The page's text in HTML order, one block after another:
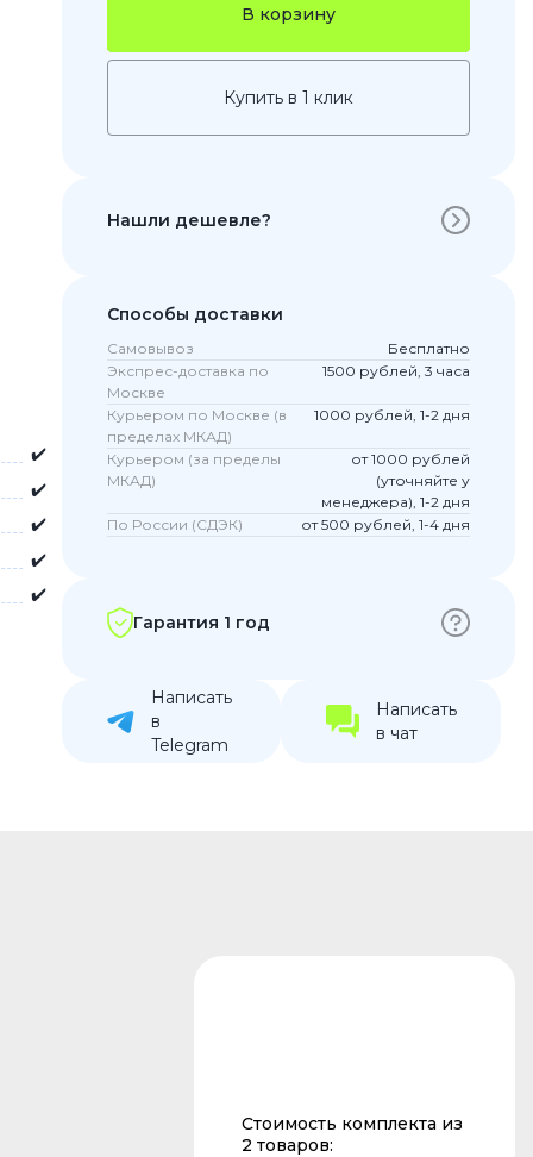
8 Pro
держатели
✔️
✔️
✔️
✔️
✔️
В корзину
Купить в 1 клик
Нашли дешевле?
Способы доставки
Самовывоз
Бесплатно
Экспрес-доставка по
Москве
1500 рублей, 3 часа
Курьером по Москве (в
пределах МКАД)
1000 рублей, 1-2 дня
Курьером (за пределы
МКАД)
от 1000 рублей
(уточняйте у
менеджера), 1-2 дня
По России (СДЭК)
от 500 рублей, 1-4 дня
Гарантия 1 год
Написать
в
Telegram
Написать
в чат
Стоимость комплекта из
2 товаров: